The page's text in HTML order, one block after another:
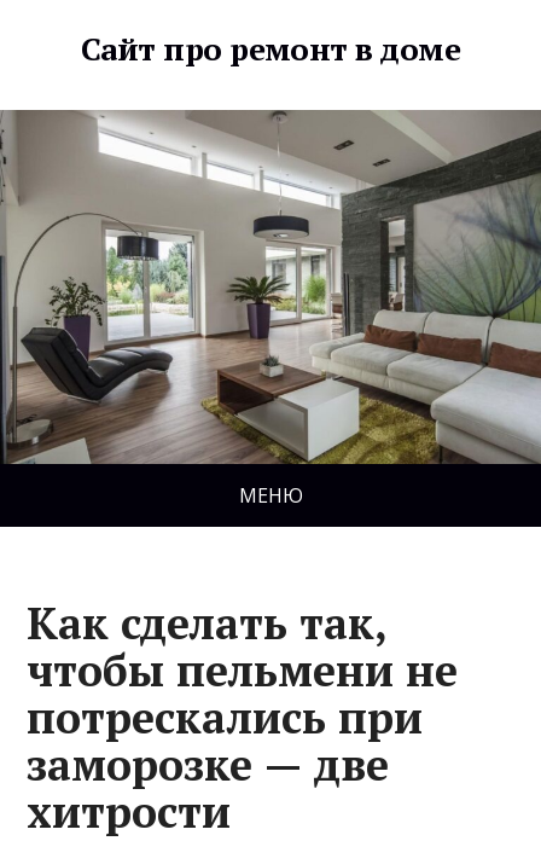
Сайт про ремонт в доме
МЕНЮ
Как сделать так,
чтобы пельмени не
потрескались при
заморозке — две
хитрости